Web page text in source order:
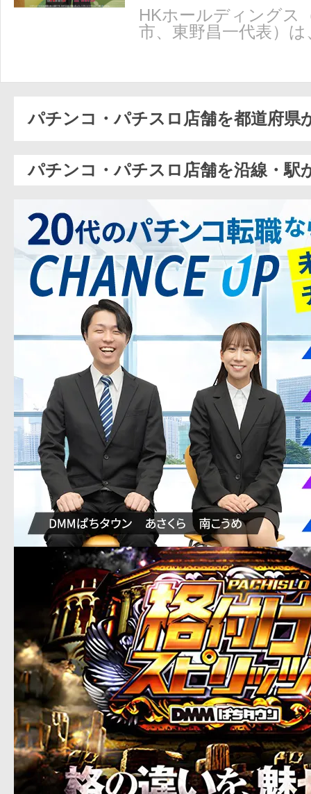
HKホールディングス
市、東野昌一代表）
パチンコ・パチスロ店舗を都道府県
パチンコ・パチスロ店舗を沿線・駅